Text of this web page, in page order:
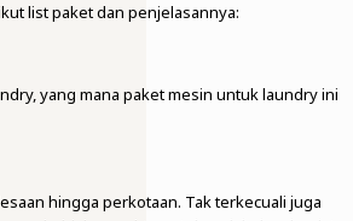
list paket dan penjelasannya:
yang mana paket mesin untuk laundry ini
hingga perkotaan. Tak terkecuali juga